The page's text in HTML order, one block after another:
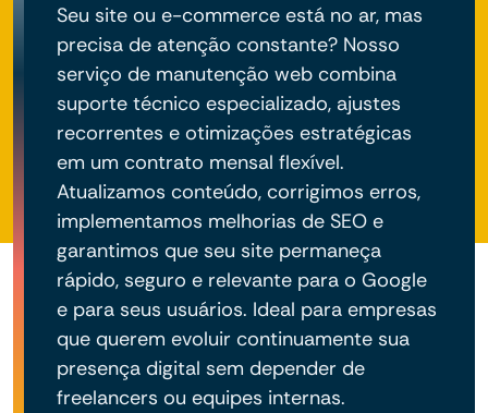
Seu site ou e-commerce está no ar, mas
precisa de atenção constante? Nosso
serviço de manutenção web combina
suporte técnico especializado, ajustes
recorrentes e otimizações estratégicas
em um contrato mensal flexível.
Atualizamos conteúdo, corrigimos erros,
implementamos melhorias de SEO e
garantimos que seu site permaneça
rápido, seguro e relevante para o Google
e para seus usuários. Ideal para empresas
que querem evoluir continuamente sua
presença digital sem depender de
freelancers ou equipes internas.